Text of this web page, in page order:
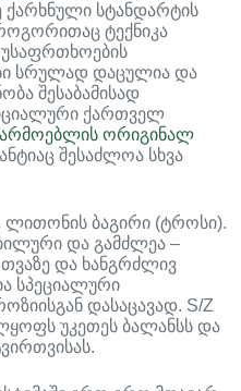
ქარხნული სტანდარტის
ტექნიკა
სრულად დაცულია და
შესაბამისად
ქართველ
ორიგინალ
შესაძლოა სხვა
ლითონის ბაგირი (ტროსი).
და გამძლეა –
და ხანგრძლივ
სპეციალური
დასაცავად. S/Z
უკეთეს ბალანსს და